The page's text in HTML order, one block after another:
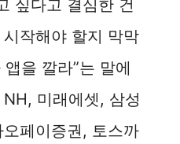
o싶다고 결심한 건
작해야 할지 막막
을 깔라”는 말에
미래에셋, 삼성
페이증권, 토스까